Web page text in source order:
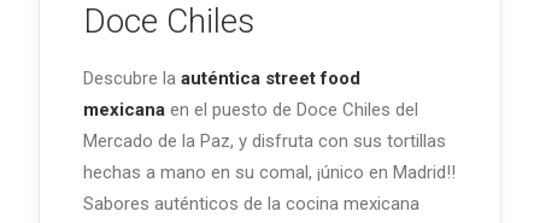
Doce Chiles
Descubre la auténtica street food
mexicana en el puesto de Doce Chiles del
Mercado de la Paz, y disfruta con sus tortillas
hechas a mano en su comal, ¡único en Madrid!!
Sabores auténticos de la cocina mexicana